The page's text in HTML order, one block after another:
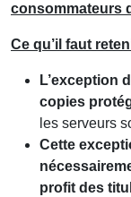
consommateurs
Ce qu’il faut
L’exception
copies
les serveurs
Cette
profit des